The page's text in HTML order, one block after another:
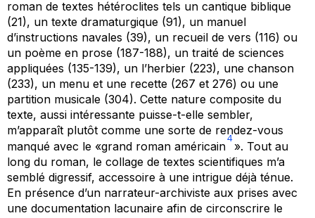
roman de textes hétéroclites tels un cantique biblique
(21), un texte dramaturgique (91), un manuel
d’instructions navales (39), un recueil de vers (116) ou
un poème en prose (187-188), un traité de sciences
appliquées (135-139), un l’herbier (223), une chanson
(233), un menu et une recette (267 et 276) ou une
partition musicale (304). Cette nature composite du
texte, aussi intéressante puisse-t-elle sembler,
m’apparaît plutôt comme une sorte de rendez-vous
manqué avec le «grand roman américain
4
». Tout au
long du roman, le collage de textes scientifiques m’a
semblé digressif, accessoire à une intrigue déjà ténue.
En présence d’un narrateur-archiviste aux prises avec
une documentation lacunaire afin de circonscrire le